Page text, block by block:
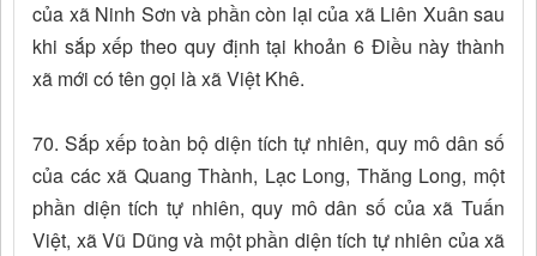
của xã Ninh Sơn và phần còn lại của xã Liên Xuân sau
khi sắp xếp theo quy định tại khoản 6 Điều này thành
xã mới có tên gọi là xã Việt Khê.
70. Sắp xếp toàn bộ diện tích tự nhiên, quy mô dân số
của các xã Quang Thành, Lạc Long, Thăng Long, một
phần diện tích tự nhiên, quy mô dân số của xã Tuấn
Việt, xã Vũ Dũng và một phần diện tích tự nhiên của xã